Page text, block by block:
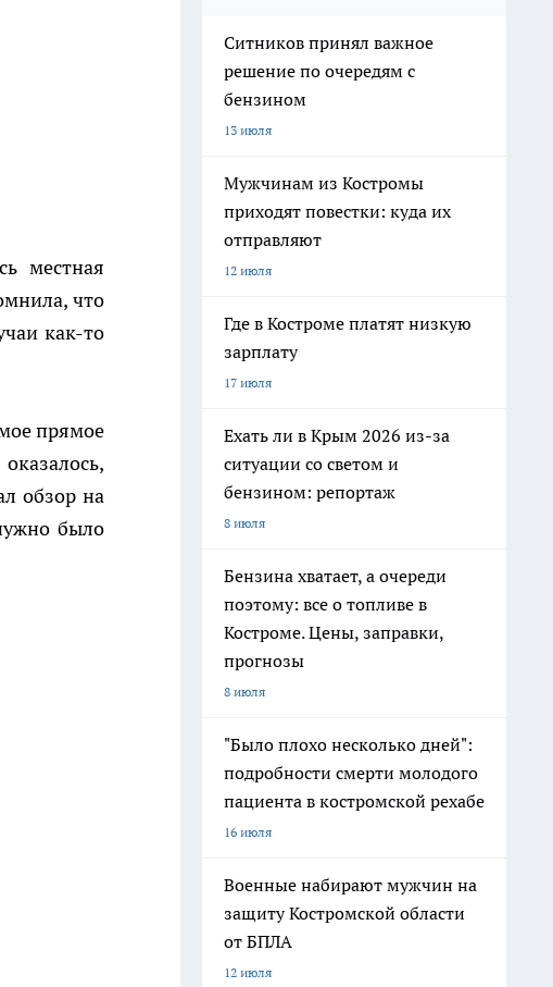
местная
что
как-то
прямое
обзор на
было
Ситников принял важное
решение по очередям с
бензином
13 июля
Мужчинам из Костромы
приходят повестки: куда их
отправляют
12 июля
Где в Костроме платят низкую
зарплату
17 июля
Ехать ли в Крым 2026 из-за
ситуации со светом и
бензином: репортаж
8 июля
Бензина хватает, а очереди
поэтому: все о топливе в
Костроме. Цены, заправки,
прогнозы
8 июля
"Было плохо несколько дней":
подробности смерти молодого
пациента в костромской рехабе
16 июля
Военные набирают мужчин на
защиту Костромской области
от БПЛА
12 июля